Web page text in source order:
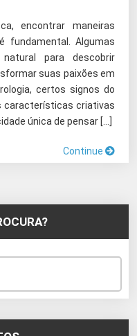
encontrar maneiras
fundamental. Algumas
para descobrir
suas paixões em
certos signos do
características criativas
única de pensar […]
Continue